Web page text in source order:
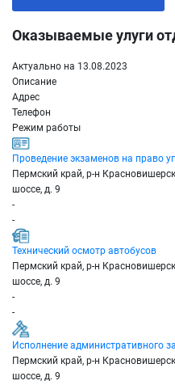
Оказываемые улуги
Актуально на 13.08.2023
Описание
Адрес
Телефон
Режим работы
Проведение экзаменов на право
Пермский край, р-н
шоссе, д. 9
-
-
Технический осмотр автобусов
Пермский край, р-н
шоссе, д. 9
-
-
Исполнение административного
Пермский край, р-н
шоссе, д. 9